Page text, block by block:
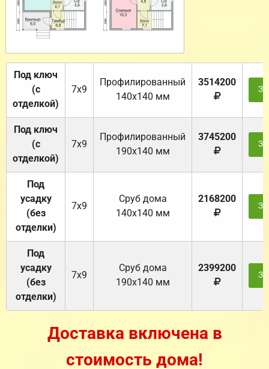
Под ключ
(с
отделкой)
7х9
Профилированный
140х140 мм
3514200
Под ключ
(с
отделкой)
7х9
Профилированный
190х140 мм
3745200
Под
усадку
(без
отделки)
7х9
Cруб дома
140х140 мм
2168200
Под
усадку
(без
отделки)
7х9
Cруб дома
190х140 мм
2399200
Доставка включена в
стоимость дома!